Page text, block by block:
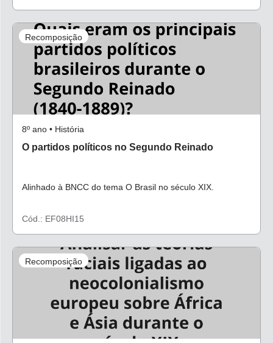
Recomposição
8º ano • História
O partidos políticos no Segundo Reinado
Alinhado à BNCC do tema O Brasil no século XIX.
Cód.: EF08HI15
Recomposição